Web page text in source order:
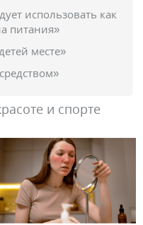
использовать как
питания»
месте»
и спорте